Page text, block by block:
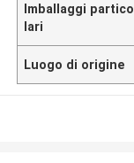
Imballaggi partico
lari
Luogo di origine